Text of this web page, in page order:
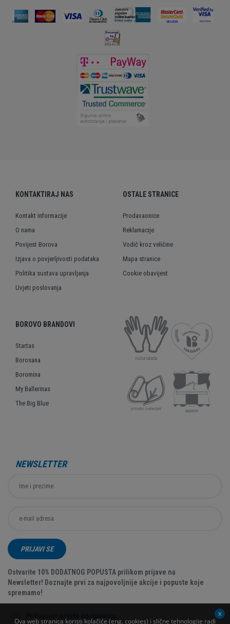
KONTAKTIRAJ NAS
Kontakt informacije
O nama
Povijest Borova
Izjava o povjerljivosti podataka
Politika sustava upravljanja
Uvjeti poslovanja
OSTALE STRANICE
Prodavaonice
Reklamacije
Vodič kroz veličine
Mapa stranice
Cookie obavijest
BOROVO BRANDOVI
Startas
Borosana
Boromina
My Ballerinas
The Big Blue
NEWSLETTER
PRIJAVI SE
Ostvarite 10% DODATNOG POPUSTA prilikom prijave na
Newsletter! Doznajte prvi za najpovoljnije akcije i popuste koje
spremamo!
Ova web stranica koristi kolačiće (eng. cookies) i slične tehnologije radi